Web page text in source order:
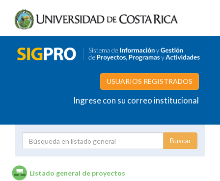
USUARIOS REGISTRADOS
Ingrese con su correo institucional
Listado general de proyectos